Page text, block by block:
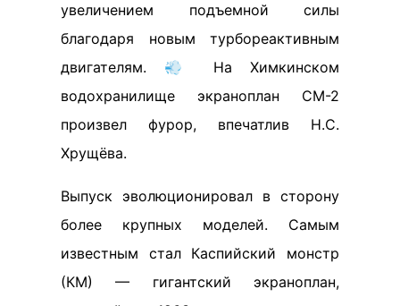
увеличением подъемной силы
благодаря новым турбореактивным
двигателям. 💨 На Химкинском
водохранилище экраноплан СМ-2
произвел фурор, впечатлив Н.С.
Хрущёва.
Выпуск эволюционировал в сторону
более крупных моделей. Самым
известным стал Каспийский монстр
(КМ) — гигантский экраноплан,